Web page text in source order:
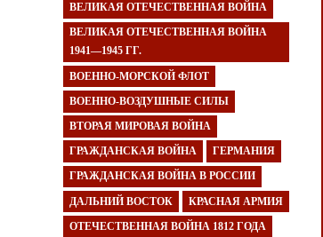
ВЕЛИКАЯ ОТЕЧЕСТВЕННАЯ ВОЙНА
ВЕЛИКАЯ ОТЕЧЕСТВЕННАЯ ВОЙНА
1941—1945 ГГ.
ВОЕННО-МОРСКОЙ ФЛОТ
ВОЕННО-ВОЗДУШНЫЕ СИЛЫ
ВТОРАЯ МИРОВАЯ ВОЙНА
ГРАЖДАНСКАЯ ВОЙНА ГЕРМАНИЯ
ГРАЖДАНСКАЯ ВОЙНА В РОССИИ
ДАЛЬНИЙ ВОСТОК КРАСНАЯ АРМИЯ
ОТЕЧЕСТВЕННАЯ ВОЙНА 1812 ГОДА